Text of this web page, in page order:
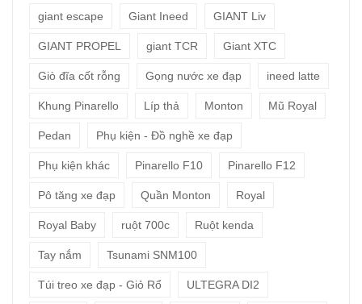
giant escape Giant Ineed GIANT Liv
GIANT PROPEL giant TCR Giant XTC
Giò đĩa cốt rỗng Gọng nước xe đạp ineed latte
Khung Pinarello Líp thả Monton Mũ Royal
Pedan Phụ kiện - Đồ nghề xe đạp
Phụ kiện khác Pinarello F10 Pinarello F12
Pô tăng xe đạp Quần Monton Royal
Royal Baby ruột 700c Ruột kenda
Tay nắm Tsunami SNM100
Túi treo xe đạp - Giỏ Rổ ULTEGRA DI2